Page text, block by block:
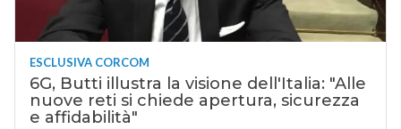
ESCLUSIVA CORCOM
6G, Butti illustra la visione dell'Italia: "Alle
nuove reti si chiede apertura, sicurezza
e affidabilità"